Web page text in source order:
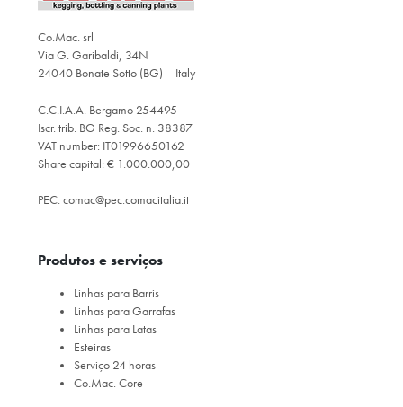
Co.Mac. srl
Via G. Garibaldi, 34N
24040 Bonate Sotto (BG) – Italy
C.C.I.A.A. Bergamo 254495
Iscr. trib. BG Reg. Soc. n. 38387
VAT number: IT01996650162
Share capital: € 1.000.000,00
PEC: comac@pec.comacitalia.it
Produtos e serviços
Linhas para Barris
Linhas para Garrafas
Linhas para Latas
Esteiras
Serviço 24 horas
Co.Mac. Core